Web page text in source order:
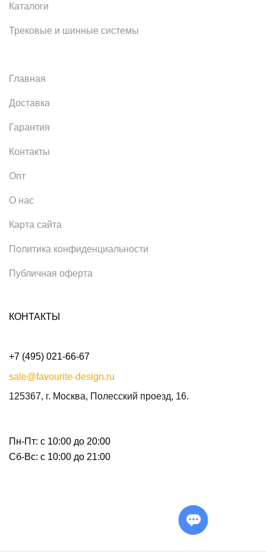
Каталоги
Трековые и шинные системы
Главная
Доставка
Гарантия
Контакты
Опт
О нас
Карта сайта
Политика конфиденциальности
Публичная оферта
КОНТАКТЫ
+7 (495) 021-66-67
sale@favourite-design.ru
125367, г. Москва, Полесский проезд, 16.
Пн-Пт: с 10:00 до 20:00
Сб-Вс: с 10:00 до 21:00